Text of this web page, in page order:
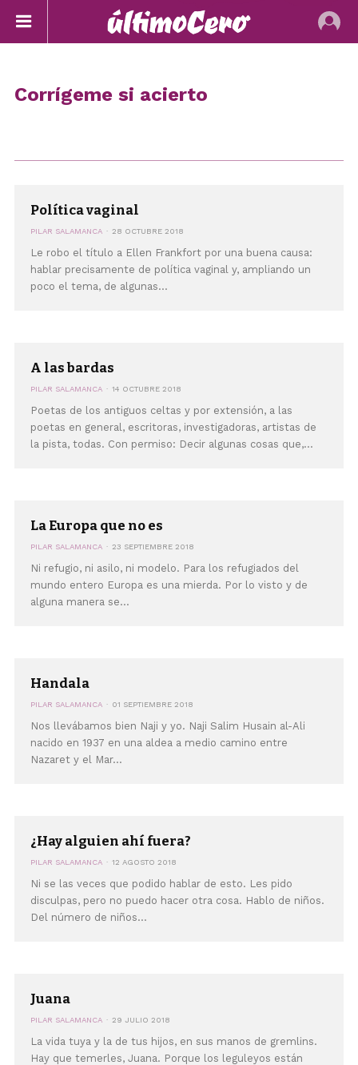
Corrígeme si acierto
Política vaginal
PILAR SALAMANCA 28 OCTUBRE 2018
Le robo el título a Ellen Frankfort por una buena causa:
hablar precisamente de política vaginal y, ampliando un
poco el tema, de algunas...
A las bardas
PILAR SALAMANCA 14 OCTUBRE 2018
Poetas de los antiguos celtas y por extensión, a las
poetas en general, escritoras, investigadoras, artistas de
la pista, todas. Con permiso: Decir algunas cosas que,...
La Europa que no es
PILAR SALAMANCA 23 SEPTIEMBRE 2018
Ni refugio, ni asilo, ni modelo. Para los refugiados del
mundo entero Europa es una mierda. Por lo visto y de
alguna manera se...
Handala
PILAR SALAMANCA 01 SEPTIEMBRE 2018
Nos llevábamos bien Naji y yo. Naji Salim Husain al-Ali
nacido en 1937 en una aldea a medio camino entre
Nazaret y el Mar...
¿Hay alguien ahí fuera?
PILAR SALAMANCA 12 AGOSTO 2018
Ni se las veces que podido hablar de esto. Les pido
disculpas, pero no puedo hacer otra cosa. Hablo de niños.
Del número de niños...
Juana
PILAR SALAMANCA 29 JULIO 2018
La vida tuya y la de tus hijos, en sus manos de gremlins.
Hay que temerles, Juana. Porque los leguleyos están